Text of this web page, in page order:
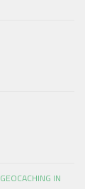
GEOCACHING IN